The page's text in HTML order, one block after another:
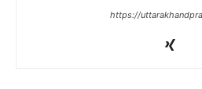
https://